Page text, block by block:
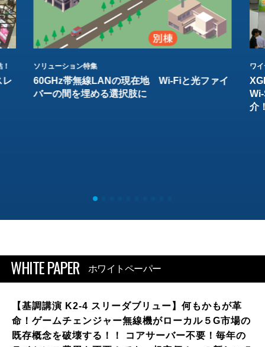
レ
ソリューション特集
60GHz帯無線LANの現在地 Wi-Fiと光ファイ
バーの間を埋める選択肢に
ワ
介
WHITE PAPER ホワイトペーパー
【基調講演 K2-4 スリーダブリュー】何もかもが革
命！ゲームチェンジャー無線機がローカル５G市場の
既存概念を破壊する！！ コアサーバー不要！毎年の